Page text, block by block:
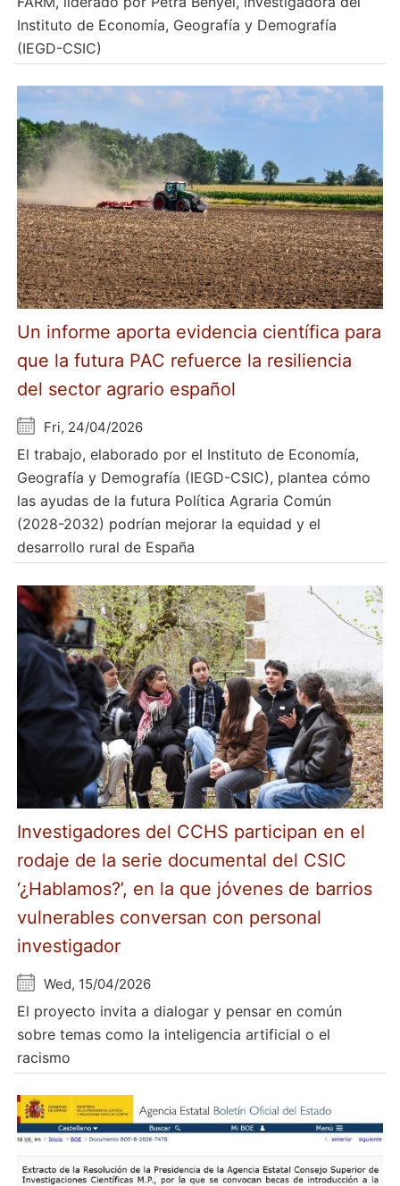
Instituto de Economía, Geografía y Demografía
(IEGD-CSIC)
Un informe aporta evidencia científica para
que la futura PAC refuerce la resiliencia
del sector agrario español
Fri, 24/04/2026
El trabajo, elaborado por el Instituto de Economía,
Geografía y Demografía (IEGD-CSIC), plantea cómo
las ayudas de la futura Política Agraria Común
(2028-2032) podrían mejorar la equidad y el
desarrollo rural de España
Investigadores del CCHS participan en el
rodaje de la serie documental del CSIC
‘¿Hablamos?’, en la que jóvenes de barrios
vulnerables conversan con personal
investigador
Wed, 15/04/2026
El proyecto invita a dialogar y pensar en común
sobre temas como la inteligencia artificial o el
racismo